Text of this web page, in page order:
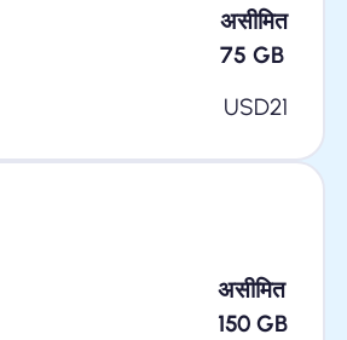
असीमित
75 GB
USD21
असीमित
150 GB